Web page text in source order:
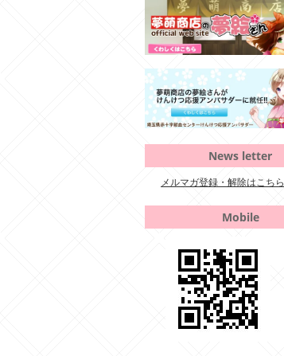
News letter
メルマガ登録・解除はこちら
Mobile